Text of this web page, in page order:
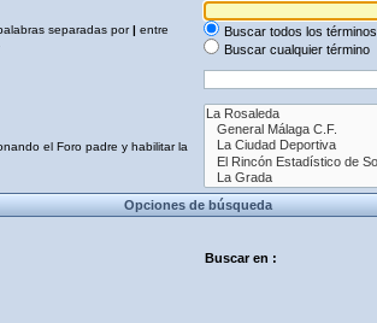
separadas por| entre
Buscar todos los términos
Buscar cualquier término
el Foro padre y habilitar la
Opciones de búsqueda
Buscar en :